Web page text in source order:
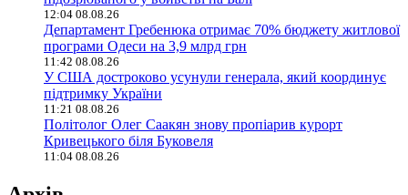
12:04 08.08.26
Департамент Гребенюка отримає 70% бюджету житлової
програми Одеси на 3,9 млрд грн
11:42 08.08.26
У США достроково усунули генерала, який координує
підтримку України
11:21 08.08.26
Політолог Олег Саакян знову пропіарив курорт
Кривецького біля Буковеля
11:04 08.08.26